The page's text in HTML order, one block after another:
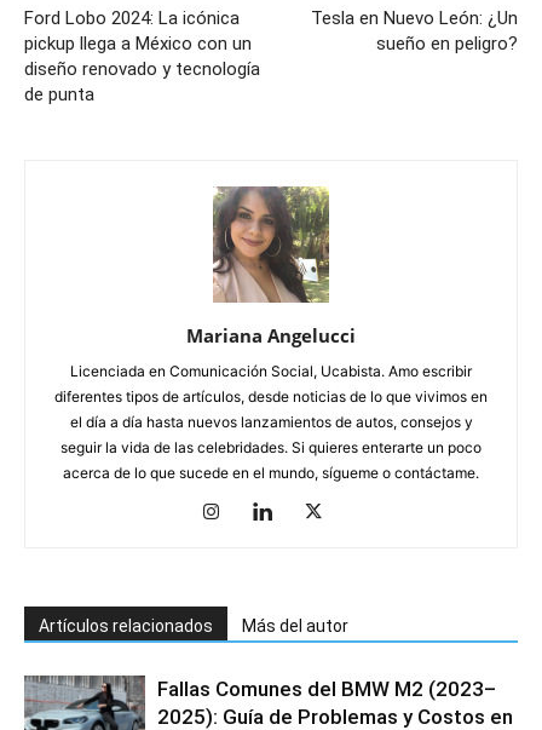
Ford Lobo 2024: La icónica
pickup llega a México con un
diseño renovado y tecnología
de punta
Tesla en Nuevo León: ¿Un
sueño en peligro?
Mariana Angelucci
Licenciada en Comunicación Social, Ucabista. Amo escribir
diferentes tipos de artículos, desde noticias de lo que vivimos en
el día a día hasta nuevos lanzamientos de autos, consejos y
seguir la vida de las celebridades. Si quieres enterarte un poco
acerca de lo que sucede en el mundo, sígueme o contáctame.
Artículos relacionados Más del autor
Fallas Comunes del BMW M2 (2023–
2025): Guía de Problemas y Costos en